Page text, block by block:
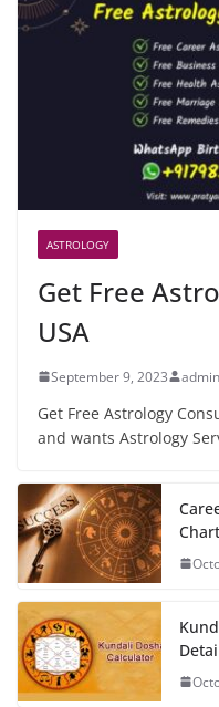
ASTROLOGY
Get Free
USA
September 9, 2023 admin
Get Free Astrology
and wants Astrology